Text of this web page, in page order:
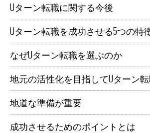
Uターン転職に関する今後
Uターン転職を成功させる5つの特
なぜUターン転職を選ぶのか
地元の活性化を目指してUターン
地道な準備が重要
成功させるためのポイントとは